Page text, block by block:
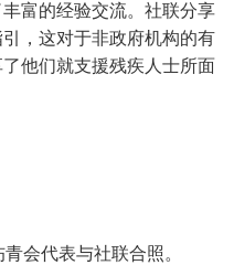
富的经验交流。社联分享
，这对于非政府机构的有
他们就支援残疾人士所面
青会代表与社联合照。